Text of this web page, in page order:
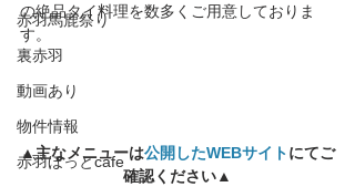
赤羽馬鹿祭り
裏赤羽
動画あり
物件情報
赤羽ほっとcafe
の絶品タイ料理を数多くご用意しておりま
す。
▲主なメニューは公開したWEBサイトにてご
確認ください▲